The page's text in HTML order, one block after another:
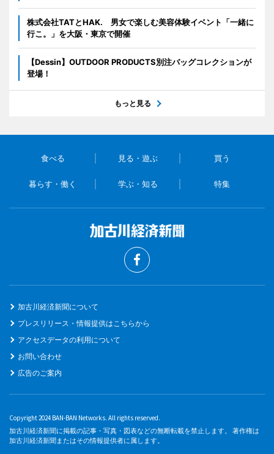
株式会社TATとHAK. 男女で楽しむ美容体験イベント「一緒に
行こ。」を大阪・東京で開催
【Dessin】OUTDOOR PRODUCTS別注バッグコレクションが
登場！
もっと見る
食べる 見る・遊ぶ 買う
暮らす・働く 学ぶ・知る 特集
加古川経済新聞について
プレスリリース・情報提供はこちらから
アクセスデータの利用について
お問い合わせ
広告のご案内
Copyright 2024 BAN-BAN Networks. All rights reserved.
加古川経済新聞に掲載の記事・写真・図表などの無断転載を禁止します。 著作権は
加古川経済新聞またはその情報提供者に属します。